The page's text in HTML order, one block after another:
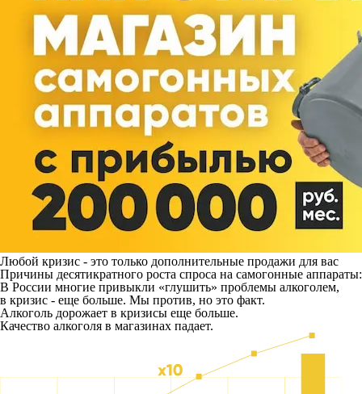
Любой кризис - это только дополнительные продажи для вас
Причины десятикратного роста спроса на самогонные аппараты:
В России многие привыкли «глушить» проблемы алкоголем,
в кризис - еще больше. Мы против, но это факт.
Алкоголь дорожает в кризисы еще больше.
Качество алкоголя в магазинах падает.